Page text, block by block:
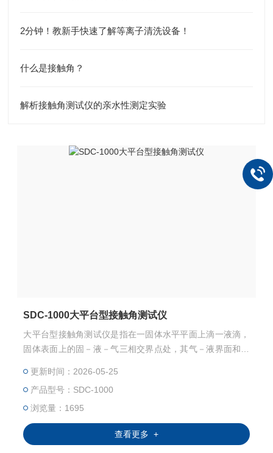
2分钟！教新手快速了解等离子清洗设备！
什么是接触角？
解析接触角测试仪的亲水性测定实验
SDC-1000大平台型接触角测试仪
大平台型接触角测试仪是指在一固体水平平面上滴一液滴，
固体表面上的固－液－气三相交界点处，其气－液界面和固
更新时间：2026-05-25
产品型号：SDC-1000
浏览量：1695
查看更多 +